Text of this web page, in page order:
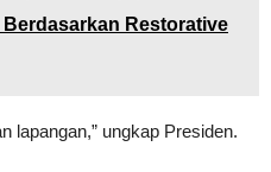
Restorative
lapangan,” ungkap Presiden.